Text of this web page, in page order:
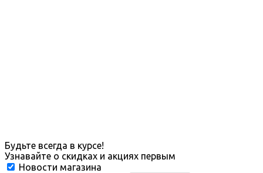
Будьте всегда в курсе!
Узнавайте о скидках и акциях первым
Новости магазина